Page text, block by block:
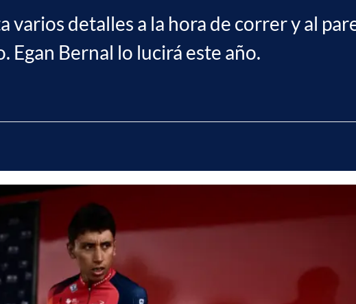
varios detalles a la hora de correr y al
Egan Bernal lo lucirá este año.